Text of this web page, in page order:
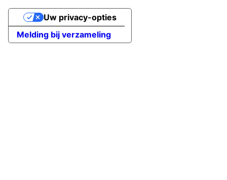
Melding bij verzameling
Uw privacy-opties